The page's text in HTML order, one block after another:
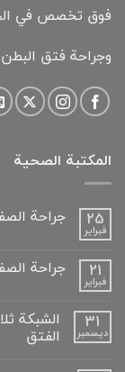
فوق تخصص في
وجراحة فتق البطن
المكتبة الصحية
25
فبراير
جراحة
تعليقات
على
جراحة 21
فبراير
جراحة
تعليقات
على
جراحة
الصفراء
31
ديسمبر
الشبكة
الفتق